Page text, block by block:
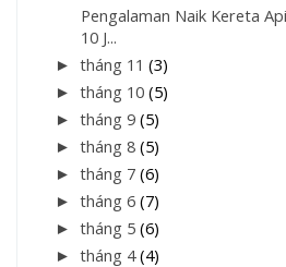
Pengalaman Naik Kereta
10 J...
►tháng 11(3)
►tháng 10(5)
►tháng 9(5)
►tháng 8(5)
►tháng 7(6)
►tháng 6(7)
►tháng 5(6)
►tháng 4(4)